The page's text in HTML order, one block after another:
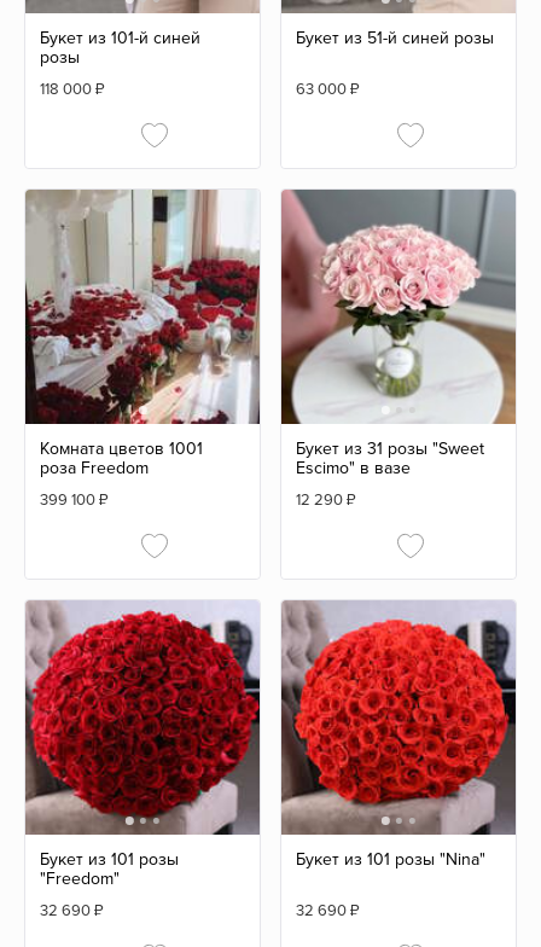
Букет из 101-й синей
розы
118 000₽
Букет из 51-й синей розы
63 000₽
Комната цветов 1001
роза Freedom
399 100₽
Букет из 31 розы "Sweet
Escimo" в вазе
12 290₽
Букет из 101 розы
"Freedom"
32 690₽
Букет из 101 розы "Nina"
32 690₽